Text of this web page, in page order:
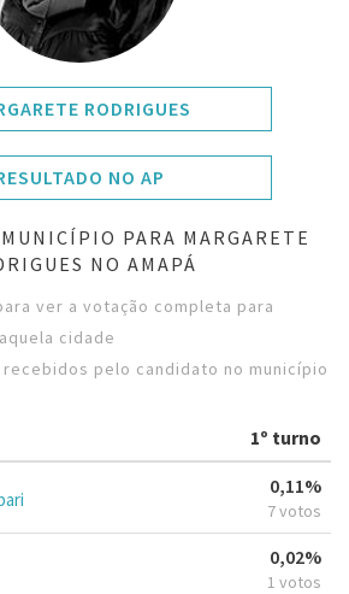
RODRIGUES
NO AP
PARA MARGARETE
NO AMAPÁ
ver a votação completa para
cidade
pelo candidato no município
1º turno
0,11%
7 votos
0,02%
1 votos